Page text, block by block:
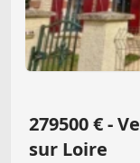
279500 € -
sur Loire